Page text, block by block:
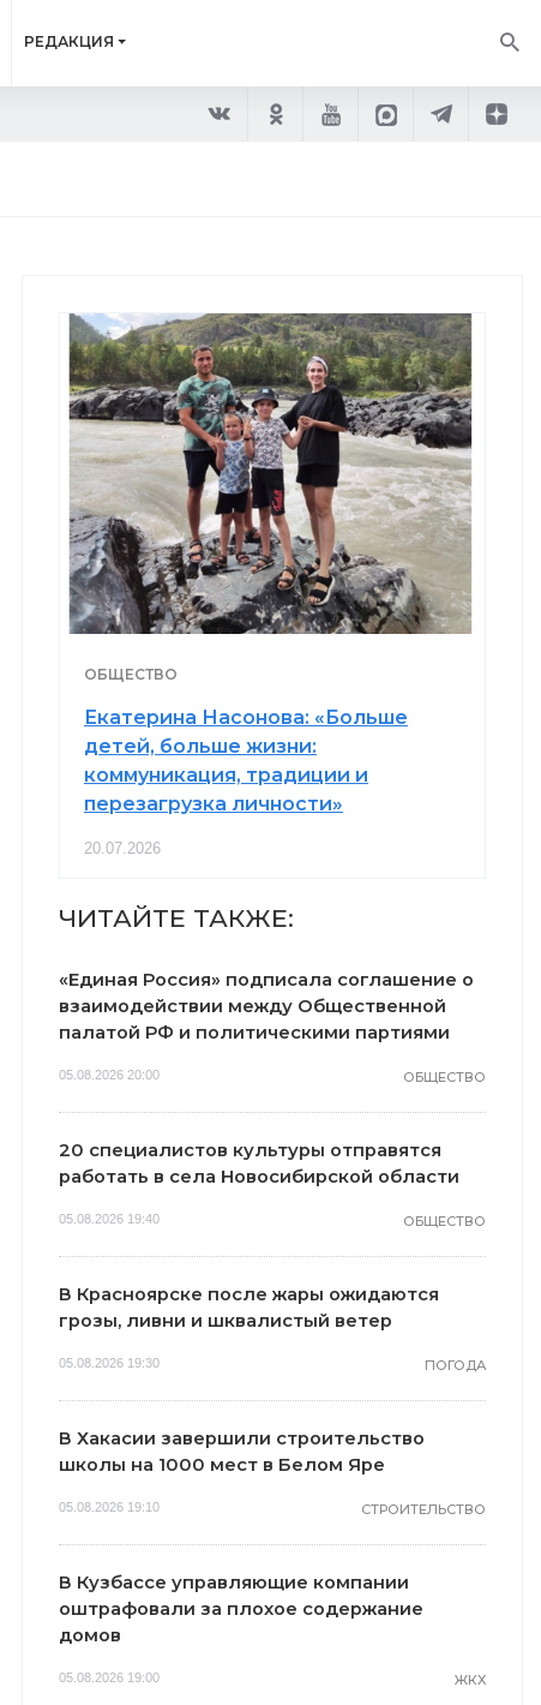
РЕДАКЦИЯ
ОБЩЕСТВО
Екатерина Насонова: «Больше
детей, больше жизни:
коммуникация, традиции и
перезагрузка личности»
20.07.2026
ЧИТАЙТЕ ТАКЖЕ:
«Единая Россия» подписала соглашение о
взаимодействии между Общественной
палатой РФ и политическими партиями
05.08.2026 20:00 ОБЩЕСТВО
20 специалистов культуры отправятся
работать в села Новосибирской области
05.08.2026 19:40 ОБЩЕСТВО
В Красноярске после жары ожидаются
грозы, ливни и шквалистый ветер
05.08.2026 19:30 ПОГОДА
В Хакасии завершили строительство
школы на 1000 мест в Белом Яре
05.08.2026 19:10 СТРОИТЕЛЬСТВО
В Кузбассе управляющие компании
оштрафовали за плохое содержание
домов
05.08.2026 19:00 ЖКХ